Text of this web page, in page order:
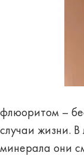
флюоритом –
случаи жизни.
минерала они